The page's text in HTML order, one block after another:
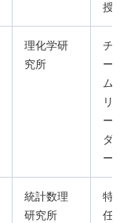
授
理化学研
究所
チ
ー
ム
リ
ー
ダ
ー
統計数理
研究所
特
任